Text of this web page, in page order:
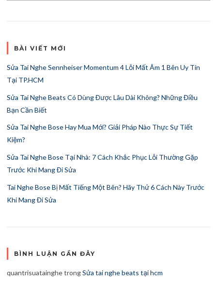
BÀI VIẾT MỚI
Sửa Tai Nghe Sennheiser Momentum 4 Lỗi Mất Âm 1 Bên Uy Tín
Tại TP.HCM
Sửa Tai Nghe Beats Có Dùng Được Lâu Dài Không? Những Điều
Bạn Cần Biết
Sửa Tai Nghe Bose Hay Mua Mới? Giải Pháp Nào Thực Sự Tiết
Kiệm?
Sửa Tai Nghe Bose Tại Nhà: 7 Cách Khắc Phục Lỗi Thường Gặp
Trước Khi Mang Đi Sửa
Tai Nghe Bose Bị Mất Tiếng Một Bên? Hãy Thử 6 Cách Này Trước
Khi Mang Đi Sửa
BÌNH LUẬN GẦN ĐÂY
quantrisuatainghetrongSửa tai nghe beats tại hcm